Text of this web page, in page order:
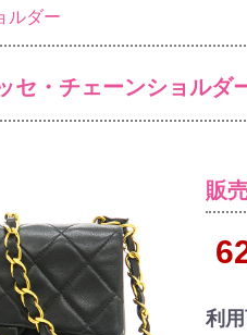
ルダー
セ・チェーンショルダ
販
利